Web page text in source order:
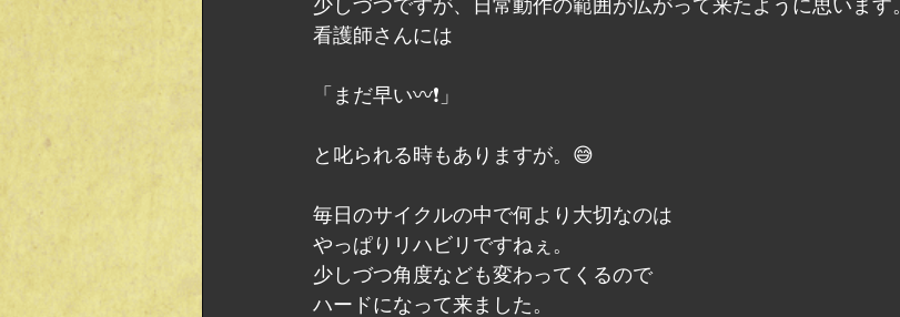
少しづつですが、日常動作の範囲が広がって来たように思います。
看護師さんには
「まだ早い〰️❗」
と叱られる時もありますが。😅
毎日のサイクルの中で何より大切なのは
やっぱりリハビリですねぇ。
少しづつ角度なども変わってくるので
ハードになって来ました。